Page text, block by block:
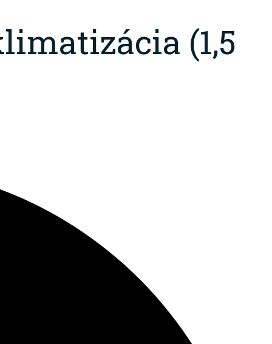
(1,5